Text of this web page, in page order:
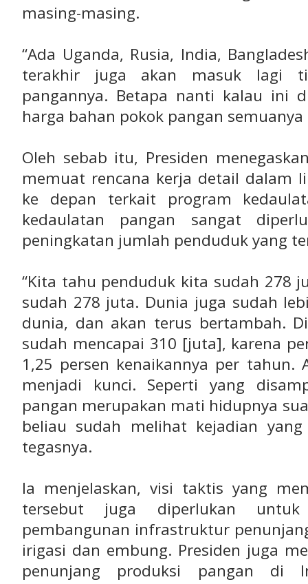
masing-masing.
“Ada Uganda, Rusia, India,
terakhir juga akan masuk lagi
pangannya. Betapa nanti kalau ini
harga bahan pokok pangan
Oleh sebab itu, Presiden
memuat rencana kerja detail dalam
ke depan terkait program
kedaulatan pangan sangat
peningkatan jumlah penduduk yang
“Kita tahu penduduk kita sudah 278
sudah 278 juta. Dunia juga sudah
dunia, dan akan terus bertambah.
sudah mencapai 310 [juta], karena
1,25 persen kenaikannya per tahun.
menjadi kunci. Seperti yang
pangan merupakan mati hidupnya
beliau sudah melihat kejadian
tegasnya.
Ia menjelaskan, visi taktis yang
tersebut juga diperlukan untuk
pembangunan infrastruktur
irigasi dan embung. Presiden juga
penunjang produksi pangan di